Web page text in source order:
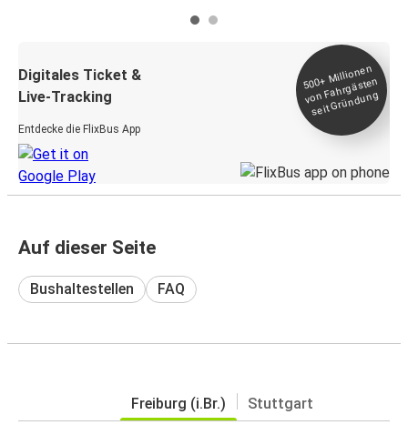
Digitales Ticket &
Live-Tracking
Entdecke die FlixBus App
500+
Millionen
von Fahrgästen
seit
Gründung
Auf dieser Seite
Bushaltestellen FAQ
Freiburg (i.Br.) Stuttgart